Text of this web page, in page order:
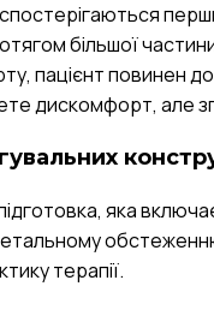
більшої частини
пацієнт повинен до
дискомфорт, але
яка
терапії.